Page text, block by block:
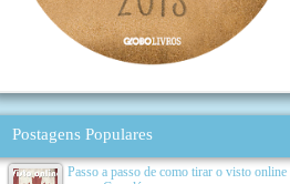
Postagens Populares
Passo a passo de como tirar o visto online